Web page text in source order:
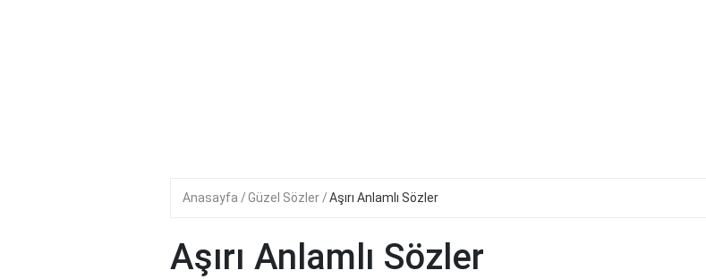
Anasayfa Güzel Sözler Aşırı Anlamlı Sözler
Aşırı Anlamlı Sözler